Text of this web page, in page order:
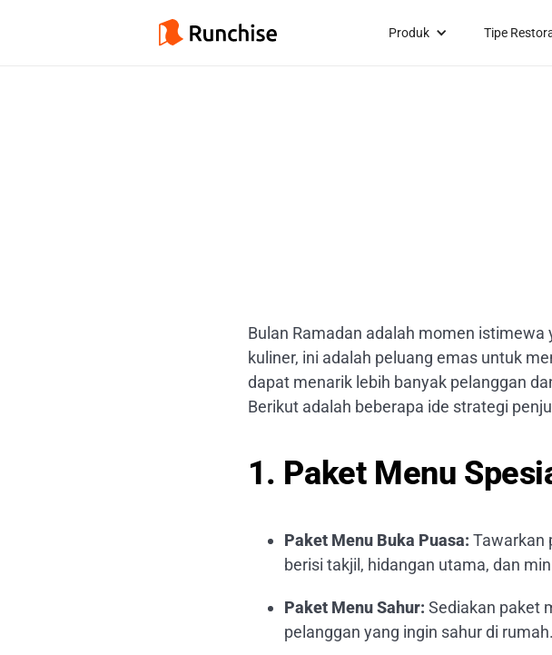
Produk Tipe
Bulan Ramadan adalah momen
kuliner, ini adalah peluang emas untuk
dapat menarik lebih banyak pelanggan
Berikut adalah beberapa ide strategi
1. Paket Menu
Paket Menu Buka Puasa: Tawarkan
berisi takjil, hidangan utama, dan
Paket Menu Sahur: Sediakan paket
pelanggan yang ingin sahur di rumah.